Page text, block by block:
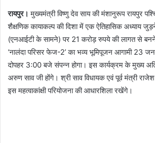
रायपुर। मुख्यमंत्री विष्णु देव साय की मंशानुरूप रायपुर
शैक्षणिक कायाकल्प की दिशा में एक ऐतिहासिक अध्याय
(एनआईटी के सामने) पर 21 करोड़ रुपये की लागत से
‘नालंदा परिसर फेज-2’ का भव्य भूमिपूजन आगामी 23
दोपहर 3:00 बजे संपन्न होगा। इस कार्यक्रम के मुख्य
अरुण साव जी होंगे। श्री साव विधायक एवं पूर्व मंत्री
इस महत्वाकांक्षी परियोजना की आधारशिला रखेंगे।